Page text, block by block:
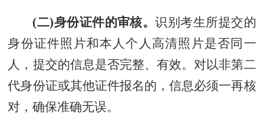
(二)身份证件的审核。识别考生所提交的
身份证件照片和本人个人高清照片是否同一
人，提交的信息是否完整、有效。对以非第二
代身份证或其他证件报名的，信息必须一再核
对，确保准确无误。